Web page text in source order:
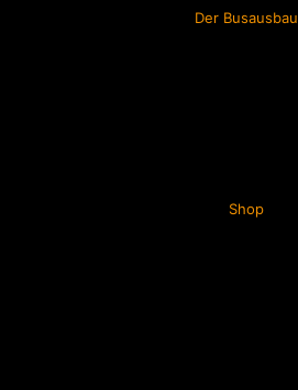
Der Busausbau
Shop